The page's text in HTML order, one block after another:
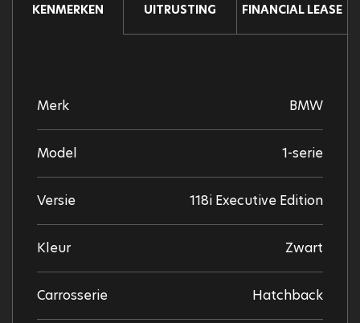
KENMERKEN UITRUSTING FINANCIAL LEASE
Merk BMW
Model 1-serie
Versie 118i Executive Edition
Kleur Zwart
Carrosserie Hatchback